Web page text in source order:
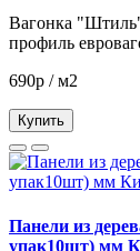
Вагонка "Штиль"
профиль
690р / м2
Купить
Панели из
упак10шт) мм